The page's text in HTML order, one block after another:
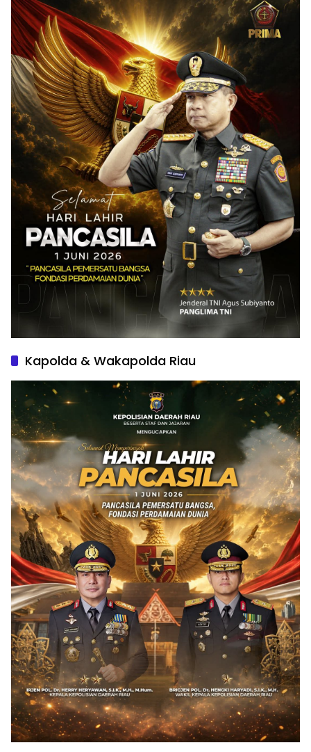
Kapolda & Wakapolda Riau